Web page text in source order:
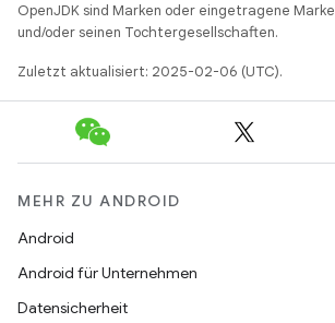
OpenJDK sind Marken oder eingetragene
und/oder seinen Tochtergesellschaften.
Zuletzt aktualisiert: 2025-02-06 (UTC).
MEHR ZU ANDROID
Android
Android für Unternehmen
Datensicherheit